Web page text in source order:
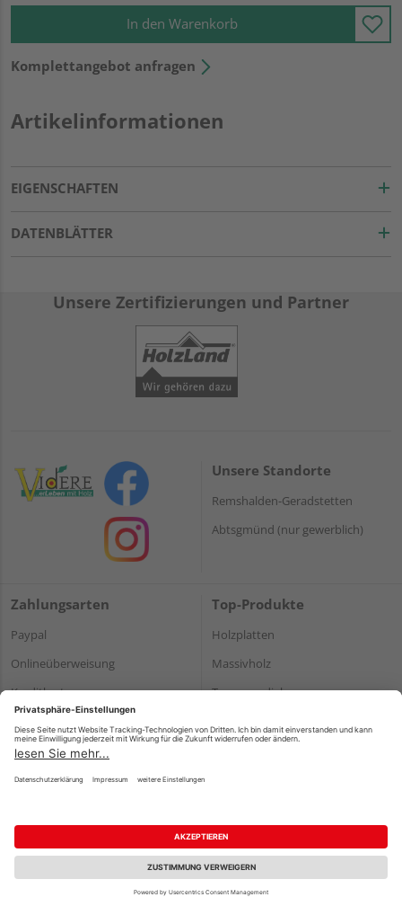
In den Warenkorb
Komplettangebot anfragen
Artikelinformationen
EIGENSCHAFTEN
DATENBLÄTTER
Unsere Zertifizierungen und Partner
Unsere Standorte
Remshalden-Geradstetten
Abtsgmünd (nur gewerblich)
Zahlungsarten
Paypal
Onlineüberweisung
Kreditkarte
*Bonität vorausgesetzt
Top-Produkte
Holzplatten
Massivholz
Terrassendielen
Impressum Datenschutz AGB
Barrierefreiheitserklärung
Vertrag widerrufen